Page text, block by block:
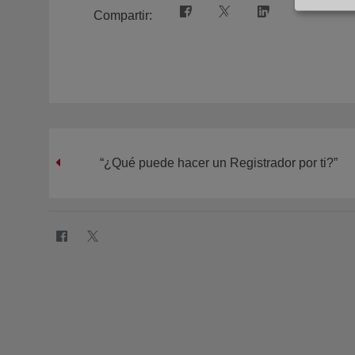
Compartir:
“¿Qué puede hacer un Registrador por ti?”